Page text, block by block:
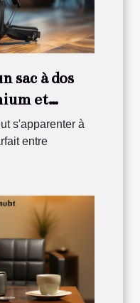
sac à dos
et
s'apparenter à
entre